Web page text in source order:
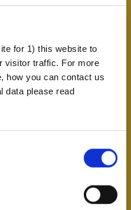
for 1) this website to
visitor traffic. For more
how you can contact us
data please read
Lääkeyhtiöt
saadakseen voittoa
kustannuksella tai
testatakseen uusia
tietoja yleisöltä.
Rokotteet ovat keino
olemassa olevaa